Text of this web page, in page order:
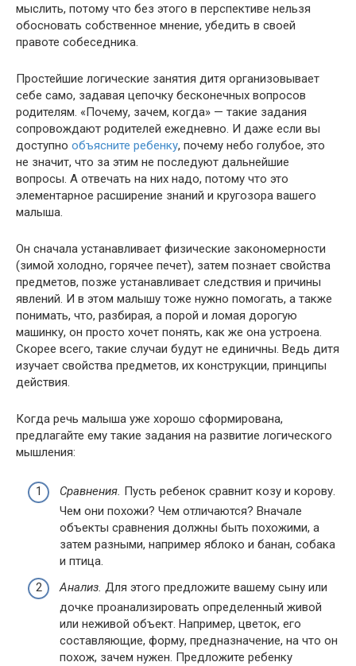
мыслить, потому что без этого в перспективе нельзя
обосновать собственное мнение, убедить в своей
правоте собеседника.
Простейшие логические занятия дитя организовывает
себе само, задавая цепочку бесконечных вопросов
родителям. «Почему, зачем, когда» — такие задания
сопровождают родителей ежедневно. И даже если вы
доступно объясните ребенку, почему небо голубое, это
не значит, что за этим не последуют дальнейшие
вопросы. А отвечать на них надо, потому что это
элементарное расширение знаний и кругозора вашего
малыша.
Он сначала устанавливает физические закономерности
(зимой холодно, горячее печет), затем познает свойства
предметов, позже устанавливает следствия и причины
явлений. И в этом малышу тоже нужно помогать, а также
понимать, что, разбирая, а порой и ломая дорогую
машинку, он просто хочет понять, как же она устроена.
Скорее всего, такие случаи будут не единичны. Ведь дитя
изучает свойства предметов, их конструкции, принципы
действия.
Когда речь малыша уже хорошо сформирована,
предлагайте ему такие задания на развитие логического
мышления:
Сравнения. Пусть ребенок сравнит козу и корову.
Чем они похожи? Чем отличаются? Вначале
объекты сравнения должны быть похожими, а
затем разными, например яблоко и банан, собака
и птица.
Анализ. Для этого предложите вашему сыну или
дочке проанализировать определенный живой
или неживой объект. Например, цветок, его
составляющие, форму, предназначение, на что он
похож, зачем нужен. Предложите ребенку